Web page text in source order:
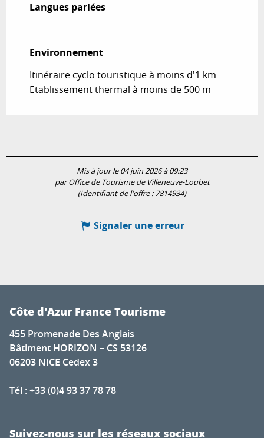
Langues parlées
Langues parlées
Environnement
Environnement
Itinéraire cyclo touristique à moins d'1 km
Etablissement thermal à moins de 500 m
Mis à jour le 04 juin 2026 à 09:23
par Office de Tourisme de Villeneuve-Loubet
(Identifiant de l'offre : 7814934)
Signaler une erreur
Côte d'Azur France Tourisme
455 Promenade Des Anglais
Bâtiment HORIZON – CS 53126
06203 NICE Cedex 3
Tél : +33 (0)4 93 37 78 78
Suivez-nous sur les réseaux sociaux